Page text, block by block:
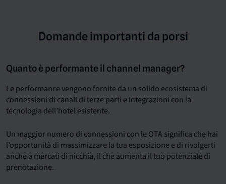
Domande importanti da porsi
Quanto è performante il channel manager?
Le performance vengono fornite da un solido ecosistema di
connessioni di canali di terze parti e integrazioni con la
tecnologia dell’hotel esistente.
Un maggior numero di connessioni con le OTA significa che hai
l’opportunità di massimizzare la tua esposizione e di rivolgerti
anche a mercati di nicchia, il che aumenta il tuo potenziale di
prenotazione.